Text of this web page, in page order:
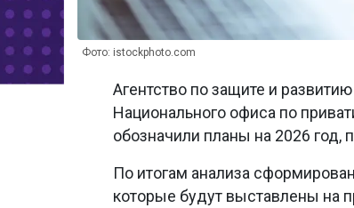
Фото: istockphoto.com
Агентство по защите и
Национального офиса по
обозначили планы на 2026 год,
По итогам анализа
которые будут выставлены на